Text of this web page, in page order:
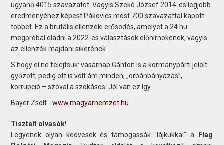
ugyanő 4015 szavazatot. Vagyis Szekó József 2014-es legjobb
eredményéhez képest Pákovics most 700 szavazattal kapott
többet. Ez a brutális ellenzéki erősödés, amelyet a 24.hu
megpróbál eladni a 2022-es választások előhírnökének, vagyis
az ellenzék majdani sikerének.
S hogy el ne felejtsük: vasárnap Gánton is a kormánypárti jelölt
győzött, pedig ott is volt ám minden, „orbánbányázás”,
korrupció – szóval a szokásos. Jól van ez így.
Bayer Zsolt -www.magyarnemzet.hu
Tisztelt olvasók!
Legyenek olyan kedvesek és támogassák "lájkukkal" a
Flag